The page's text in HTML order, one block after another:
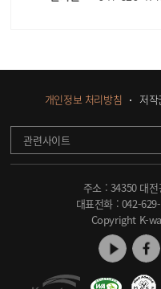
개인정보 처리방침 저
관련사이트
주소 : 34350 대
대표전화 : 042-
Copyright K-